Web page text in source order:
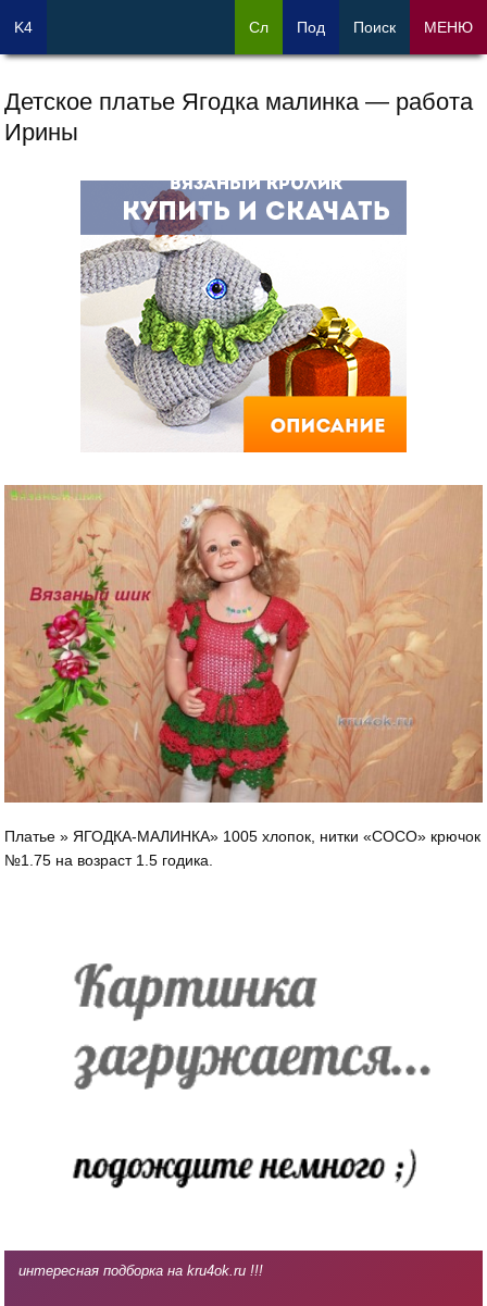
Детское платье Ягодка малинка — работа
Ирины
Платье » ЯГОДКА-МАЛИНКА» 1005 хлопок, нитки «СОСО» крючок
№1.75 на возраст 1.5 годика.
интересная подборка на kru4ok.ru !!!
K4 Сл Под Поиск МЕНЮ